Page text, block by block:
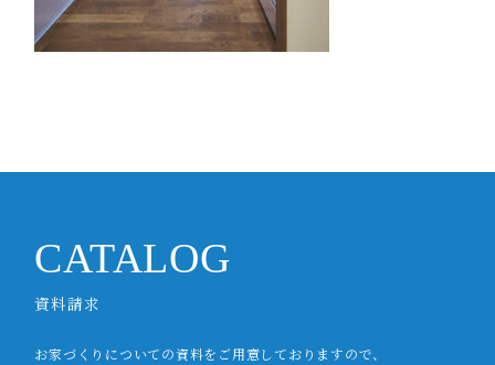
CATALOG
資料請求
お家づくりについての資料をご用意しておりますので、